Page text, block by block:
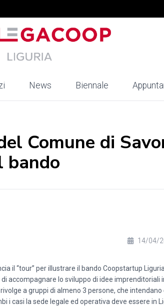
News Biennale
Comune di
bando
14/04/
il “tour” per illustrare il bando Coopstartup
accompagnare lo sviluppo di idee imprenditoriali
rivolge a gruppi di almeno 3 persone, che
i casi la sede legale ed operativa deve essere in